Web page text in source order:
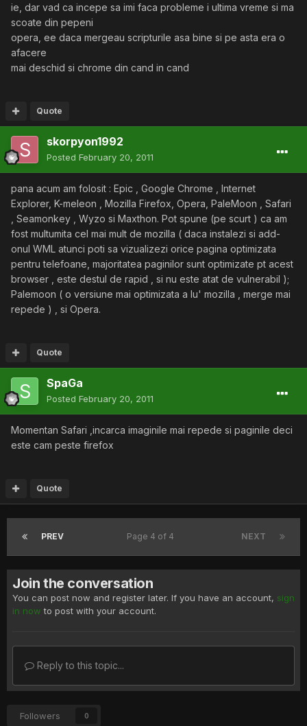
ie, dar vad ca incepe sa imi faca probleme i ultima vreme si ma
scoate din pepeni
opera, ee daca mergeau scripturile asa bine si pe asta era o
afacere
mai deschid si chrome din cand in cand
Quote
skorpyon1992
Posted February 20, 2011
pana acum am folosit : Epic , Google Chrome , Internet
Explorer, K-meleon , Mozilla Firefox, Opera, PaleMoon , Safari
, Seamonkey , Wyzo si Maxthon. Pot spune (pe scurt ) ca am
fost multumita cel mai mult de mozilla ( daca instalezi si add-
onul WML atunci poti sa vizualizezi orice pagina optimizata
pentru telefoane, majoritatea paginilor sunt optimizate pt acest
browser , este destul de rapid , si nu este atat de vulnerabil );
Palemoon ( o versiune mai optimizata a lu' mozilla , merge mai
repede ) , si Opera.
Quote
SpaGa
Posted February 20, 2011
Momentan Safari ,incarca imaginile mai repede si paginile deci
este cam peste firefox
Quote
PREV NEXT
Page 4 of 4
Join the conversation
You can post now and register later. If you have an account, sign
in now to post with your account.
Reply to this topic...
Followers 0